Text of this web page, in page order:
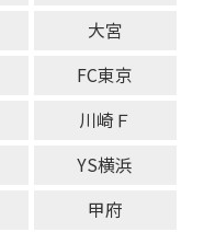
大宮
FC東京
川崎Ｆ
YS横浜
甲府